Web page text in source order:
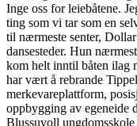
Inge oss for leiebåtene.
ting som vi tar som en
til nærmeste senter,
dansesteder. Hun
kom helt inntil båten ilag
har vært å rebrande
merkevareplattform,
oppbygging av egeneide
Blussuvoll